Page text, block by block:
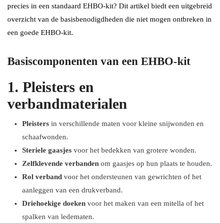
precies in een standaard EHBO-kit? Dit artikel biedt een uitgebreid
overzicht van de basisbenodigdheden die niet mogen ontbreken in
een goede EHBO-kit.
Basiscomponenten van een EHBO-kit
1. Pleisters en
verbandmaterialen
Pleisters in verschillende maten voor kleine snijwonden en
schaafwonden.
Steriele gaasjes voor het bedekken van grotere wonden.
Zelfklevende verbanden om gaasjes op hun plaats te houden.
Rol verband voor het ondersteunen van gewrichten of het
aanleggen van een drukverband.
Driehoekige doeken voor het maken van een mitella of het
spalken van ledematen.